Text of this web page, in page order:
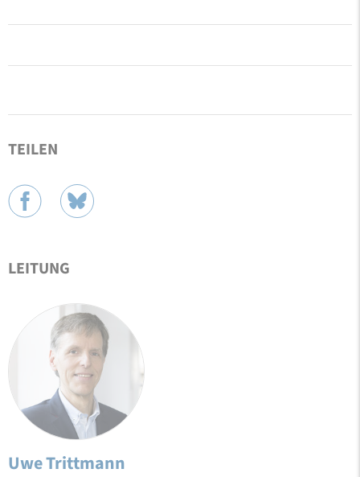
TEILEN
LEITUNG
Uwe Trittmann